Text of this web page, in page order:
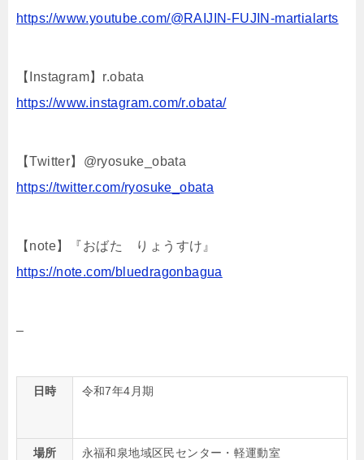
https://www.youtube.com/@RAIJIN-FUJIN-martialarts
【Instagram】r.obata
https://www.instagram.com/r.obata/
【Twitter】@ryosuke_obata
https://twitter.com/ryosuke_obata
【note】『おばた りょうすけ』
https://note.com/bluedragonbagua
–
日時 令和7年4月期
場所 永福和泉地域区民センター・軽運動室